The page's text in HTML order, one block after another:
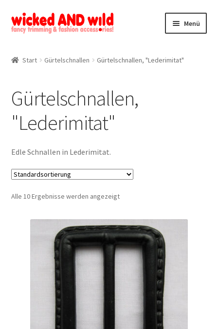
Zur
Navigation
Zum
Inhalt
Menü
Mein Konto
Kontakt
Start Gürtelschnallen Gürtelschnallen, "Lederimitat"
Gürtelschnallen,
"Lederimitat"
Edle Schnallen in Lederimitat.
Alle 10 Ergebnisse werden angezeigt